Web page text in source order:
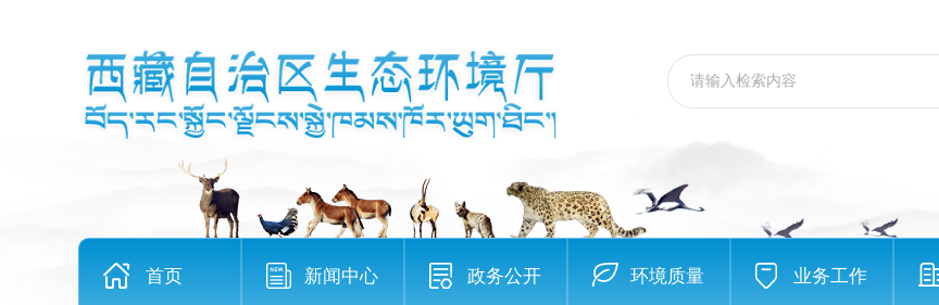
首页 新闻中心 政务公开 环境质量 业务工作